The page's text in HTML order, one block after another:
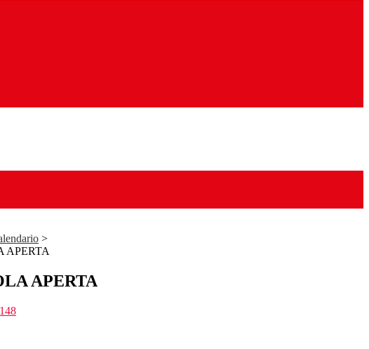
>
APERTA
APERTA